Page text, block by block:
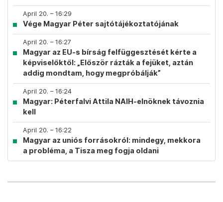
April 20. – 16:29
Vége Magyar Péter sajtótájékoztatójának
April 20. – 16:27
Magyar az EU-s bírság felfüggesztését kérte a
képviselőktől: „Először rázták a fejüket, aztán
addig mondtam, hogy megpróbálják”
April 20. – 16:24
Magyar: Péterfalvi Attila NAIH-elnöknek távoznia
kell
April 20. – 16:22
Magyar az uniós forrásokról: mindegy, mekkora
a probléma, a Tisza meg fogja oldani